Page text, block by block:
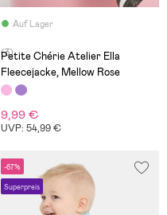
Auf Lager
(3)
Petite Chérie Atelier Ella
Fleecejacke, Mellow Rose
9,99 €
UVP: 54,99 €
-67%
Superpreis